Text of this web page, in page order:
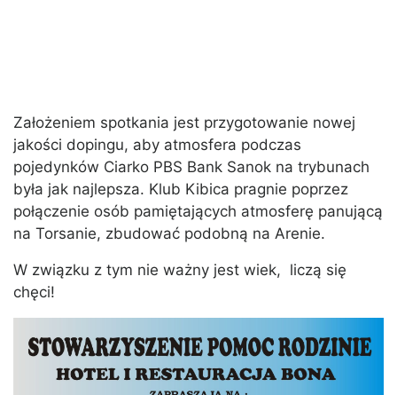
Założeniem spotkania jest przygotowanie nowej
jakości dopingu, aby atmosfera podczas
pojedynków Ciarko PBS Bank Sanok na trybunach
była jak najlepsza. Klub Kibica pragnie poprzez
połączenie osób pamiętających atmosferę panującą
na Torsanie, zbudować podobną na Arenie.
W związku z tym nie ważny jest wiek, liczą się
chęci!